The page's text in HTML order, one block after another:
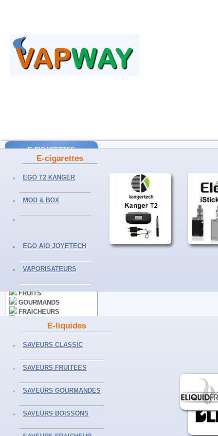
E-cigarettes
EGO T2 KANGER
MOD & BOX
EGO AIO JOYETECH
VAPORISATEURS
E-liquides
SAVEURS CLASSIC
SAVEURS FRUITEES
SAVEURS GOURMANDES
SAVEURS BOISSONS
E-CIGARETTES
SUBVOD Kanger
MOD & BOX
E-LIQUIDES
CLASSICS
FRUITS
GOURMANDS
FRAICHEURS
BOISSONS
50ML ET+
ACCESSOIRES
CLEAROMISEURS
BATTERIES
ACCUS - PILES
CHARGEURS